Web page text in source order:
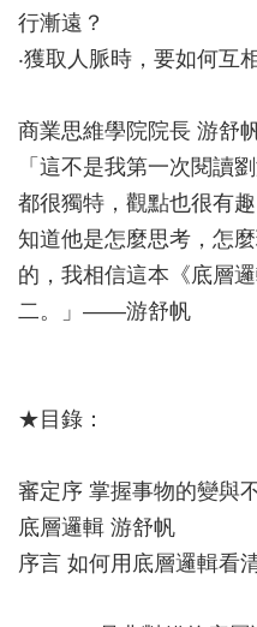
行漸遠？
‧獲取人脈時，要如何互
商業思維學院院長 游舒
「這不是我第一次閱讀
都很獨特，觀點也很有
知道他是怎麼思考，怎
的，我相信這本《底層
二。」——游舒帆
★目錄：
審定序 掌握事物的變與
底層邏輯 游舒帆
序言 如何用底層邏輯看